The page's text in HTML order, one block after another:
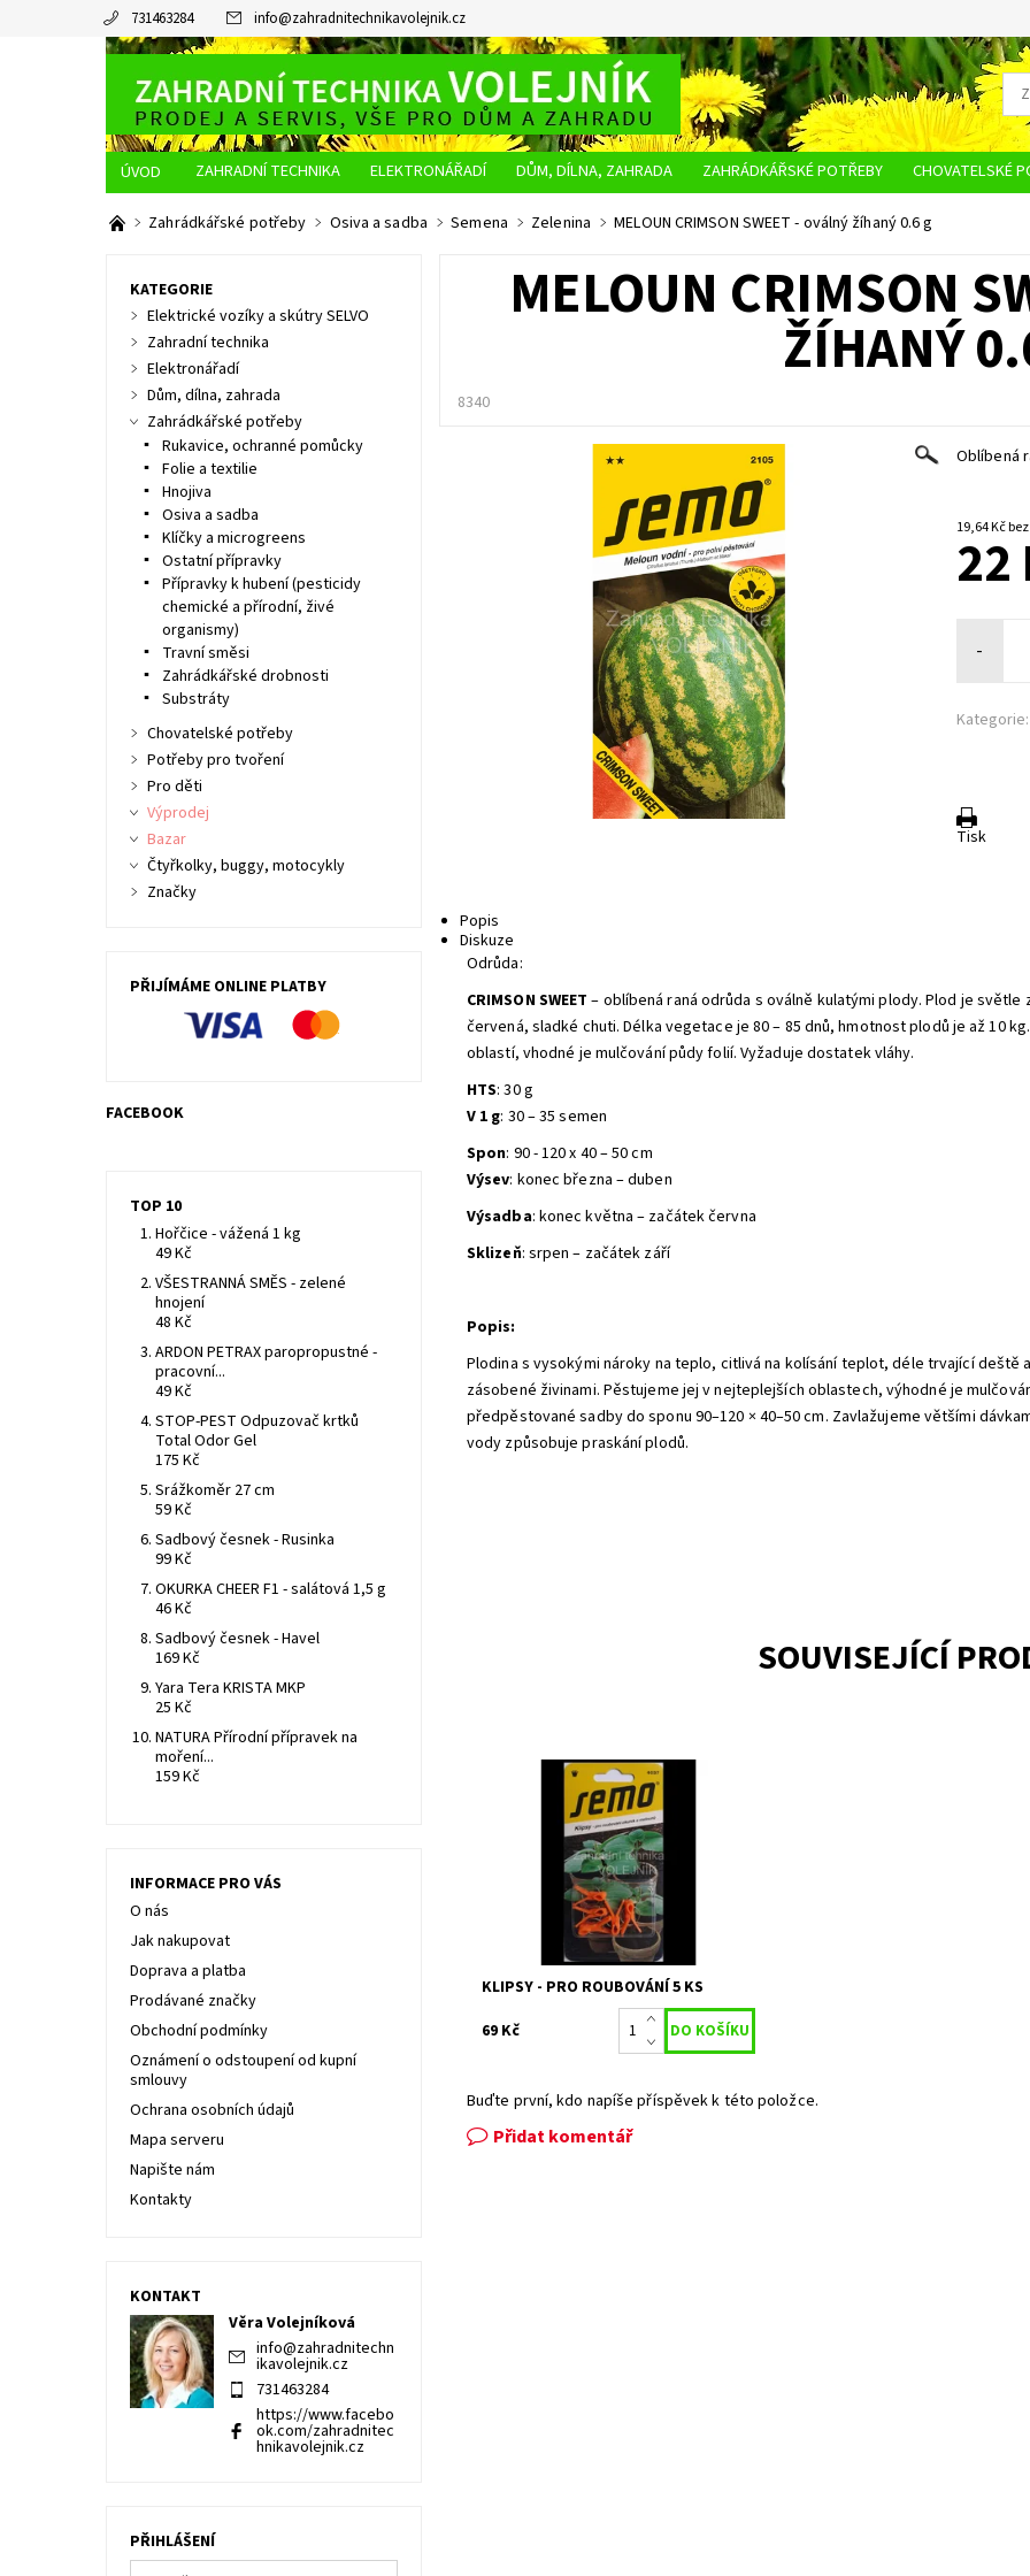
731463284 info@zahradnitechnikavolejnik.cz
ZAHRADNÍ TECHNIKA ELEKTRONÁŘADÍ DŮM, DÍLNA, ZAHRADA ZAHRÁDKÁŘSKÉ POTŘEBY CHOVATELSKÉ
O NÁS
JAK NAKUPOVAT DOPRAVA A PLATBA OBCHODNÍ PODMÍNKY OCHRANA OSOBNÍCH ÚDAJŮ NAPIŠTE NÁM
Zahrádkářské potřeby Osiva a sadba Semena Zelenina MELOUN CRIMSON SWEET - oválný žíhaný 0.6 g
MELOUN CRIMSON
ŽÍHANÝ
8340
Oblíbená
19,64
22
-
Kategorie:
Tisk
Popis
Diskuze
Odrůda:
CRIMSON SWEET – oblíbená raná odrůda s oválně kulatými plody. Plod je
červená, sladké chuti. Délka vegetace je 80 – 85 dnů, hmotnost plodů je až 10
oblastí, vhodné je mulčování půdy folií. Vyžaduje dostatek vláhy.
HTS: 30 g
V 1 g: 30 – 35 semen
Spon: 90 - 120 x 40 – 50 cm
Výsev: konec března – duben
Výsadba: konec května – začátek června
Sklizeň: srpen – začátek září
Popis:
Plodina s vysokými nároky na teplo, citlivá na kolísání teplot, déle trvající deště
zásobené živinami. Pěstujeme jej v nejteplejších oblastech, výhodné je
předpěstované sadby do sponu 90–120 × 40–50 cm. Zavlažujeme většími
vody způsobuje praskání plodů.
SOUVISEJÍCÍ
Klips na roubování okurek a melounů
Dostupnost:
Skladem 15
9870
SEMO
KLIPSY - PRO ROUBOVÁNÍ 5 KS
69 Kč
Buďte první, kdo napíše příspěvek k této položce.
Přidat komentář
KATEGORIE
Elektrické vozíky a skútry SELVO
Zahradní technika
Elektronářadí
Dům, dílna, zahrada
Zahrádkářské potřeby
Rukavice, ochranné pomůcky
Folie a textilie
Hnojiva
Osiva a sadba
Klíčky a microgreens
Ostatní přípravky
Přípravky k hubení (pesticidy
chemické a přírodní, živé
organismy)
Travní směsi
Zahrádkářské drobnosti
Substráty
Chovatelské potřeby
Potřeby pro tvoření
Pro děti
Výprodej
Bazar
Čtyřkolky, buggy, motocykly
Značky
PŘIJÍMÁME ONLINE PLATBY
FACEBOOK
TOP 10
Hořčice - vážená 1 kg
49 Kč
VŠESTRANNÁ SMĚS - zelené
hnojení
48 Kč
ARDON PETRAX paropropustné -
pracovní...
49 Kč
STOP-PEST Odpuzovač krtků
Total Odor Gel
175 Kč
Srážkoměr 27 cm
59 Kč
Sadbový česnek - Rusinka
99 Kč
OKURKA CHEER F1 - salátová 1,5 g
46 Kč
Sadbový česnek - Havel
169 Kč
Yara Tera KRISTA MKP
25 Kč
NATURA Přírodní přípravek na
moření...
159 Kč
INFORMACE PRO VÁS
O nás
Jak nakupovat
Doprava a platba
Prodávané značky
Obchodní podmínky
Oznámení o odstoupení od kupní
smlouvy
Ochrana osobních údajů
Mapa serveru
Napište nám
Kontakty
KONTAKT
Věra Volejníková
info@zahradnitechn
ikavolejnik.cz
731463284
https://www.facebo
ok.com/zahradnitec
hnikavolejnik.cz
PŘIHLÁŠENÍ